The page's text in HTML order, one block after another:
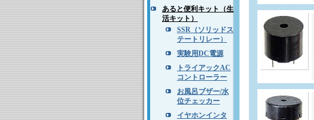
あると便利キット（生
活キット）
SSR（ソリッドス
テートリレー）
実験用DC電源
トライアックAC
コントローラー
お風呂ブザー/水
位チェッカー
イヤホンインタ